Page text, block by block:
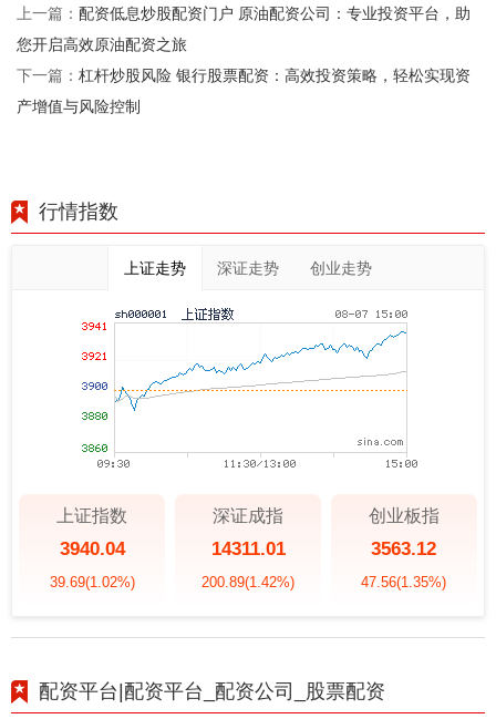
上一篇： 配资低息炒股配资门户 原油配资公司：专业投资平台，助
您开启高效原油配资之旅
下一篇： 杠杆炒股风险 银行股票配资：高效投资策略，轻松实现资
产增值与风险控制
行情指数
上证走势 深证走势 创业走势
上证指数
3940.04
39.69(1.02%)
深证成指
14311.01
200.89(1.42%)
创业板指
3563.12
47.56(1.35%)
配资平台|配资平台_配资公司_股票配资